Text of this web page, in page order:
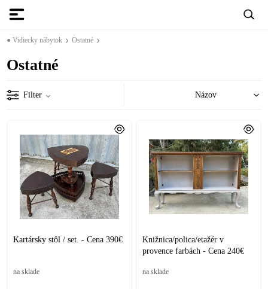
● Vidiecky nábytok Ostatné
Ostatné
Filter
Kartársky stôl / set. - Cena 390€
na sklade
Knižnica/polica/etažér v
provence farbách - Cena 240€
na sklade